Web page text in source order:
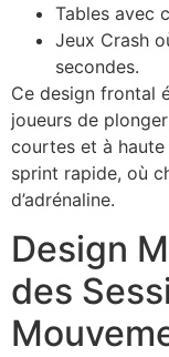
Tables avec
Jeux Crash
secondes.
Ce design frontal
joueurs de
courtes et à haute
sprint rapide, où
d’adrénaline.
Design
des